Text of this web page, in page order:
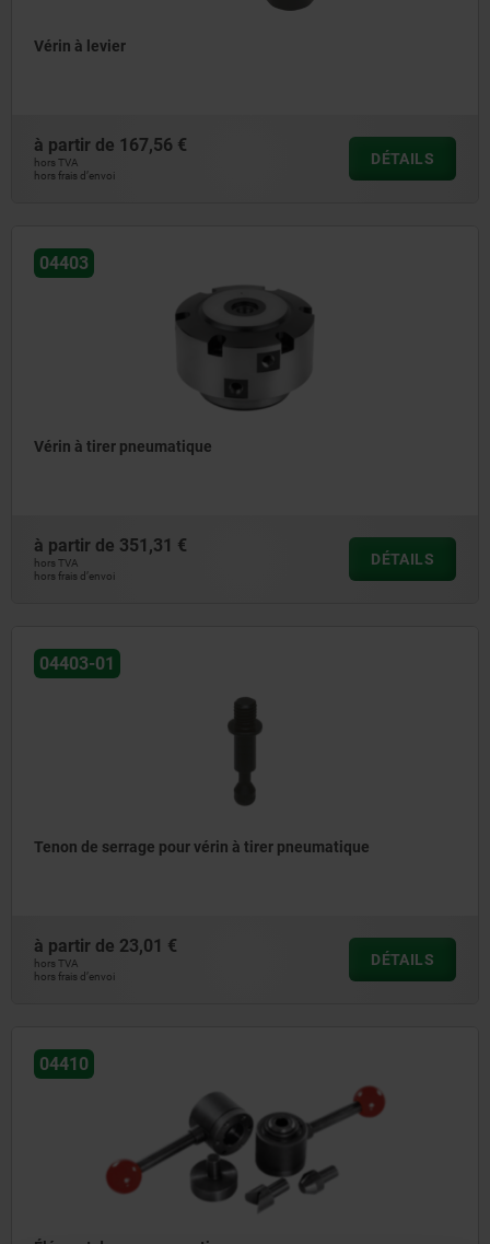
Vérin à levier
à partir de 167,56 €
hors TVA
hors frais d’envoi
DÉTAILS
04403
Vérin à tirer pneumatique
à partir de 351,31 €
hors TVA
hors frais d’envoi
DÉTAILS
04403-01
Tenon de serrage pour vérin à tirer pneumatique
à partir de 23,01 €
hors TVA
hors frais d’envoi
DÉTAILS
04410